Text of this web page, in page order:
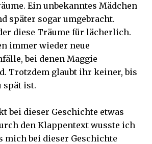
Ein unbekanntes Mädchen
später sogar umgebracht.
diese Träume für lächerlich.
immer wieder neue
bei denen Maggie
Trotzdem glaubt ihr keiner, bis
spät ist.
bei dieser Geschichte etwas
den Klappentext wusste ich
mich bei dieser Geschichte